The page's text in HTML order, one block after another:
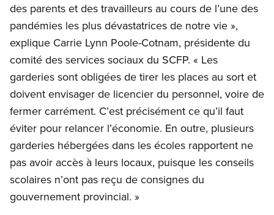
des parents et des travailleurs au cours de l’une des
pandémies les plus dévastatrices de notre vie »,
explique Carrie Lynn Poole-Cotnam, présidente du
comité des services sociaux du SCFP. « Les
garderies sont obligées de tirer les places au sort et
doivent envisager de licencier du personnel, voire de
fermer carrément. C’est précisément ce qu’il faut
éviter pour relancer l’économie. En outre, plusieurs
garderies hébergées dans les écoles rapportent ne
pas avoir accès à leurs locaux, puisque les conseils
scolaires n’ont pas reçu de consignes du
gouvernement provincial. »